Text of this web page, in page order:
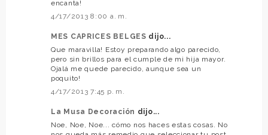
encanta!
4/17/2013 8:00 a. m.
MES CAPRICES BELGES dijo...
Que maravilla! Estoy preparando algo parecido,
pero sin brillos para el cumple de mi hija mayor.
Ojalá me quede parecido, aunque sea un
poquito!
4/17/2013 7:45 p. m.
La Musa Decoración dijo...
Noe, Noe, Noe... cómo nos haces estas cosas. No